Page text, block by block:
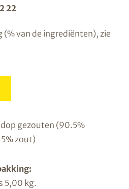
22
(% van de ingrediënten), zie
gezouten (90.5%
zout)
5,00 kg.